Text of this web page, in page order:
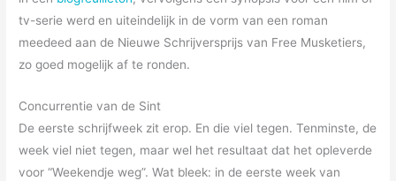
tv-serie werd en uiteindelijk in de vorm van een roman
meedeed aan de Nieuwe Schrijversprijs van Free Musketiers,
zo goed mogelijk af te ronden.
Concurrentie van de Sint
De eerste schrijfweek zit erop. En die viel tegen. Tenminste, de
week viel niet tegen, maar wel het resultaat dat het opleverde
voor “Weekendje weg”. Wat bleek: in de eerste week van